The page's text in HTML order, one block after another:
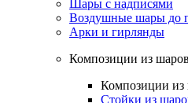
Шары с надписями
Воздушные шары до
Арки и гирлянды
Композиции из шаров
Композиции из
Стойки из